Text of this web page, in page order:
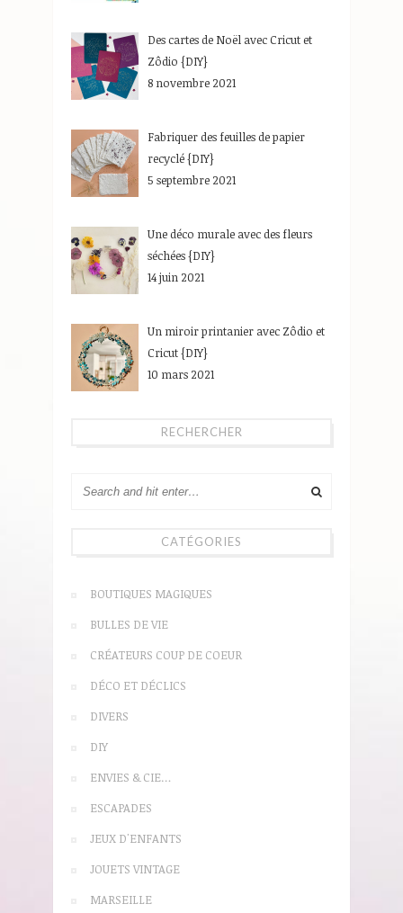
Des cartes de Noël avec Cricut et
Zôdio {DIY}
8 novembre 2021
Fabriquer des feuilles de papier
recyclé {DIY}
5 septembre 2021
Une déco murale avec des fleurs
séchées {DIY}
14 juin 2021
Un miroir printanier avec Zôdio et
Cricut {DIY}
10 mars 2021
RECHERCHER
CATÉGORIES
BOUTIQUES MAGIQUES
BULLES DE VIE
CRÉATEURS COUP DE COEUR
DÉCO ET DÉCLICS
DIVERS
DIY
ENVIES & CIE…
ESCAPADES
JEUX D'ENFANTS
JOUETS VINTAGE
MARSEILLE